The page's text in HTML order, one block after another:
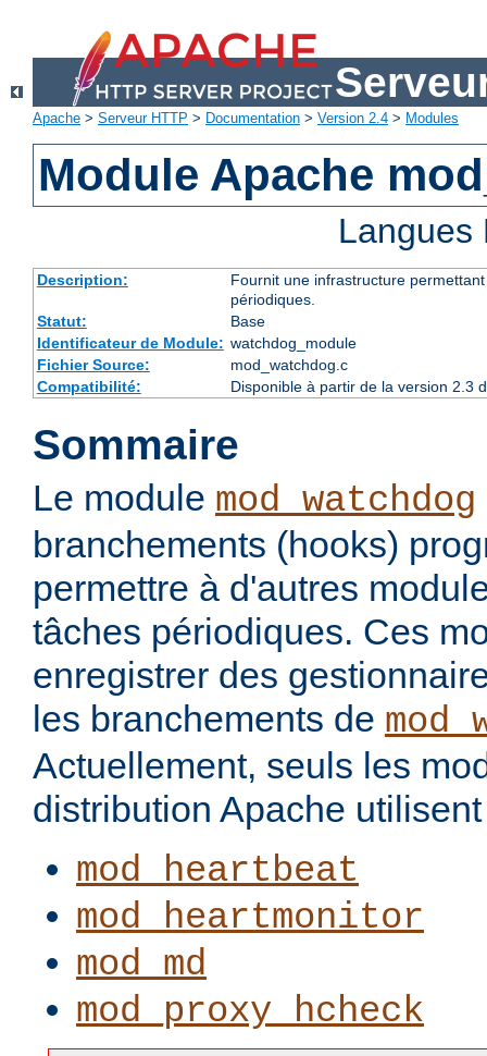
Apache > Serveur HTTP > Documentation > Version 2.4 > Modules
Module Apache
Description:
Fournit une infrastructure
périodiques.
Statut:
Base
Identificateur de Module: watchdog_module
Fichier Source:
mod_watchdog.c
Compatibilité:
Disponible à partir de la version 2.3
Sommaire
Le module mod_watchdog
branchements (hooks)
permettre à d'autres
tâches périodiques. Ces
enregistrer des
les branchements de
Actuellement, seuls les
distribution Apache
mod_heartbeat
mod_heartmonitor
mod_md
mod_proxy_hcheck